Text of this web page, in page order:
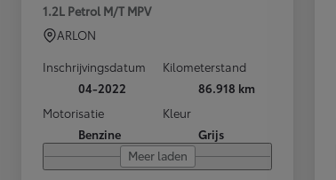
1.2L Petrol M/T MPV
ARLON
Inschrijvingsdatum
04-2022
Kilometerstand
86.918 km
Motorisatie
Benzine
Kleur
Grijs
Meer laden